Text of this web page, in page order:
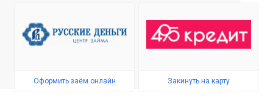
Оформить заём онлайн Закинуть на карту